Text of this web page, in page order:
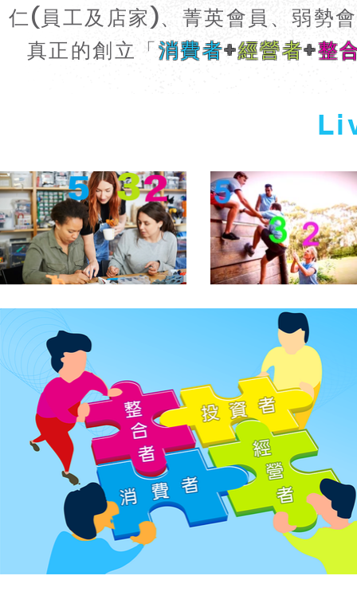
仁(員工及店家)、菁英會員、弱勢
真正的創立「消費者+經營者+整